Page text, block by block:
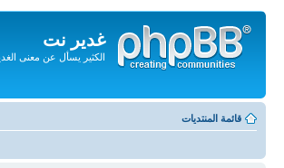
غدير نت
الكثير يسأل عن معنى
المحتويات
قائمة المنتديات